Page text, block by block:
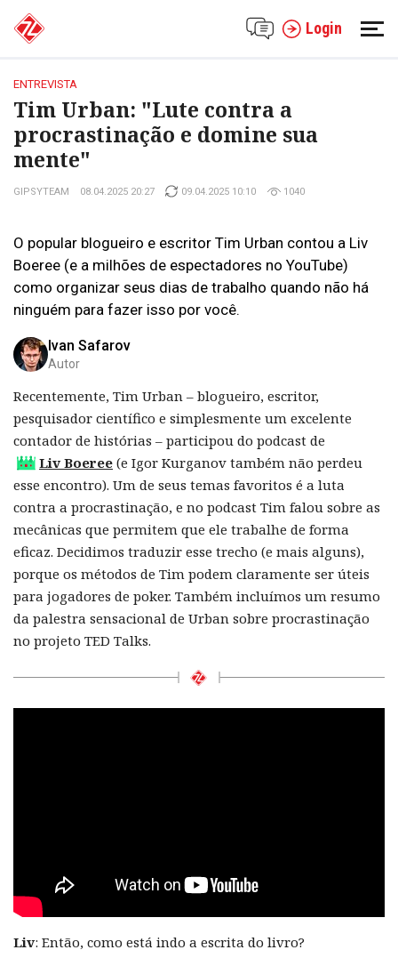
Login
ENTREVISTA
Tim Urban: "Lute contra a
procrastinação e domine sua
mente"
GIPSYTEAM 08.04.2025 20:27 09.04.2025 10:10 1040
O popular blogueiro e escritor Tim Urban contou a Liv
Boeree (e a milhões de espectadores no YouTube)
como organizar seus dias de trabalho quando não há
ninguém para fazer isso por você.
Ivan Safarov
Autor
Recentemente, Tim Urban – blogueiro, escritor,
pesquisador científico e simplesmente um excelente
contador de histórias – participou do podcast de
Liv Boeree (e Igor Kurganov também não perdeu
esse encontro). Um de seus temas favoritos é a luta
contra a procrastinação, e no podcast Tim falou sobre as
mecânicas que permitem que ele trabalhe de forma
eficaz. Decidimos traduzir esse trecho (e mais alguns),
porque os métodos de Tim podem claramente ser úteis
para jogadores de poker. Também incluímos um resumo
da palestra sensacional de Urban sobre procrastinação
no projeto TED Talks.
Liv: Então, como está indo a escrita do livro?